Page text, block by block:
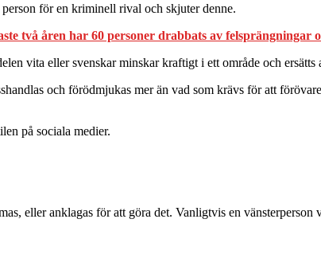
för en kriminell rival och skjuter denne.
två åren har 60 personer drabbats av felsprängningar
vita eller svenskar minskar kraftigt i ett område och ersätts
och förödmjukas mer än vad som krävs för att
på sociala medier.
eller anklagas för att göra det. Vanligtvis en